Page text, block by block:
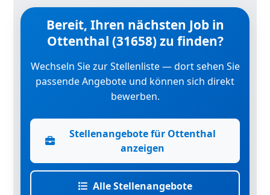
Bereit, Ihren nächsten Job in
Ottenthal (31658) zu finden?
Wechseln Sie zur Stellenliste — dort sehen Sie
passende Angebote und können sich direkt
bewerben.
Stellenangebote für Ottenthal
anzeigen
Alle Stellenangebote